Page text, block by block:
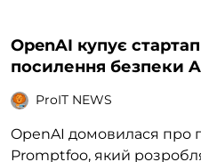
OpenAI купує
посилення безпеки
ProIT NEWS
OpenAI домовилася про
Promptfoo, який